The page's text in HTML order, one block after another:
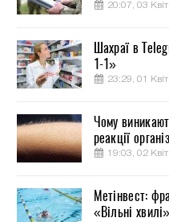
20:07, 03
Шахраї в
1-1»
23:29, 01
Чому
реакції
19:03, 02
Метінвест:
«Вільні хвилі»